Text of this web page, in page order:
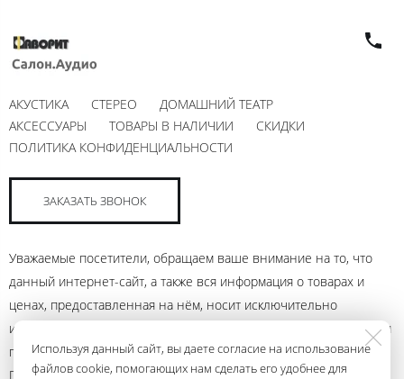
Используя данный сайт, вы даете согласие на использование
файлов cookie, помогающих нам сделать его удобнее для
АКУСТИКА СТЕРЕО
ДОМАШНИЙ ТЕАТР
АКСЕССУАРЫ
ТОВАРЫ В НАЛИЧИИ
СКИДКИ
ПОЛИТИКА КОНФИДЕНЦИАЛЬНОСТИ
ЗАКАЗАТЬ ЗВОНОК
Уважаемые посетители, обращаем ваше внимание на то, что
данный интернет-сайт, а также вся информация о товарах и
ценах, предоставленная на нём, носит исключительно
информационный характер и ни при каких условиях не является
публичной офертой, определяемой положениями Статьи 437
Гражданского кодекса Российской Федерации. Для получения